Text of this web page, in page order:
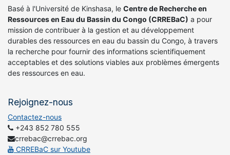
Basé à l'Université de Kinshasa, le Centre de Recherche en
Ressources en Eau du Bassin du Congo (CRREBaC) a pour
mission de contribuer à la gestion et au développement
durables des ressources en eau du bassin du Congo, à travers
la recherche pour fournir des informations scientifiquement
acceptables et des solutions viables aux problèmes émergents
des ressources en eau.
Rejoignez-nous
Contactez-nous
+243 852 780 555
crrebac@crrebac.org
CRREBaC sur Youtube